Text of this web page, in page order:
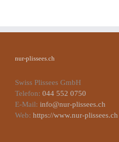
nur-plissees.ch
Swiss Plissees GmbH
Telefon: 044 552 0750
E-Mail: info@nur-plissees.ch
Web: https://www.nur-plissees.ch